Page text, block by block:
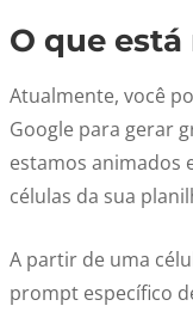
O que
Atualmente, você
Google para gerar
estamos animados
células da sua
A partir de uma
prompt específico